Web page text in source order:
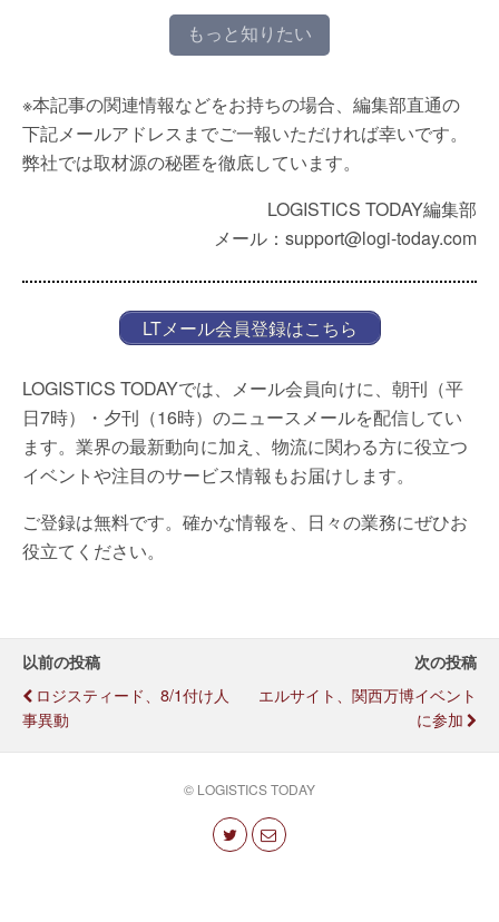
もっと知りたい
※本記事の関連情報などをお持ちの場合、編集部直通の
下記メールアドレスまでご一報いただければ幸いです。
弊社では取材源の秘匿を徹底しています。
LOGISTICS TODAY編集部
メール：support@logi-today.com
LTメール会員登録はこちら
LOGISTICS TODAYでは、メール会員向けに、朝刊（平
日7時）・夕刊（16時）のニュースメールを配信してい
ます。業界の最新動向に加え、物流に関わる方に役立つ
イベントや注目のサービス情報もお届けします。
ご登録は無料です。確かな情報を、日々の業務にぜひお
役立てください。
以前の投稿
ロジスティード、8/1付け人
事異動
次の投稿
エルサイト、関西万博イベント
に参加
© LOGISTICS TODAY